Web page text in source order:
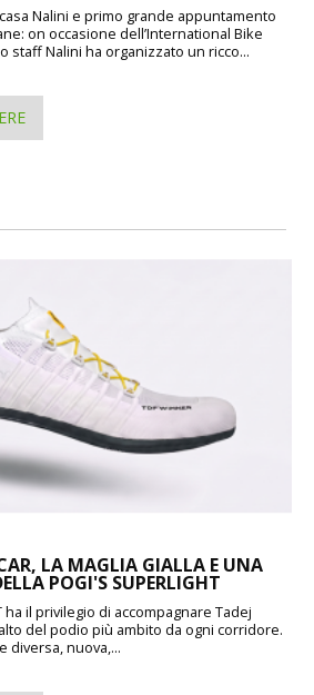
Nalini e primo grande appuntamento
on occasione dell’International Bike
staff Nalini ha organizzato un ricco...
LA MAGLIA GIALLA E UNA
POGI'S SUPERLIGHT
ha il privilegio di accompagnare Tadej
del podio più ambito da ogni corridore.
diversa, nuova,...